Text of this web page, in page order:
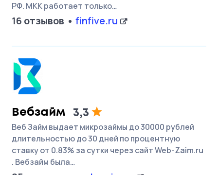
РФ. МКК работает только…
16 отзывов finfive.ru
Вебзайм 3,3
Веб Займ выдает микрозаймы до 30000 рублей
длительностью до 30 дней по процентную
ставку от 0.83% за сутки через сайт Web-Zaim.ru
. Вебзайм была…